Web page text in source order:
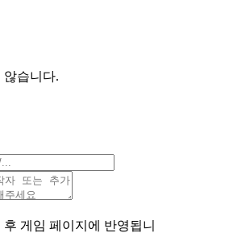
않습니다.
게임 페이지에 반영됩니